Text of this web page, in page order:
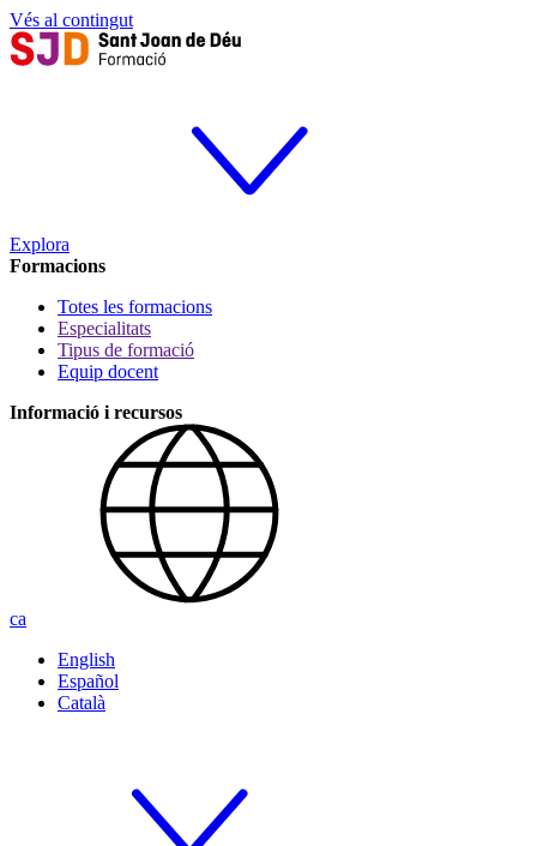
Vés al contingut
Explora
Formacions
Totes les formacions
Especialitats
Tipus de formació
Equip docent
Informació i recursos
ca
English
Español
Català